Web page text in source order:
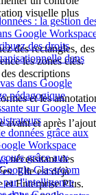
: la gestion
Google
des droits
dans
dans Google
pédagogique
sur Google
données grâce aux
Workspace
grâce aux
Classroom
par l'intelligence
visuelle plus
des rectangles, des
les zones clés.
descriptions
et les
avant et après l’ajout
nécessitant des
Elle est déjà
et Enterprise Plus.